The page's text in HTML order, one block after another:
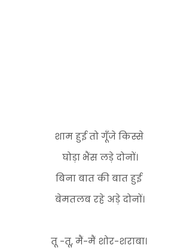
शाम हुई तो गूँजे किस्से
घोड़ा भैंस लड़े दोनों।
बिना बात की बात हुई
बेमतलब रहे अड़े दोनों।
तू -तू, मैं-मैं शोर-शराबा।